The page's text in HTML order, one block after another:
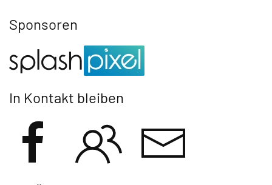
Sponsoren
In Kontakt bleiben